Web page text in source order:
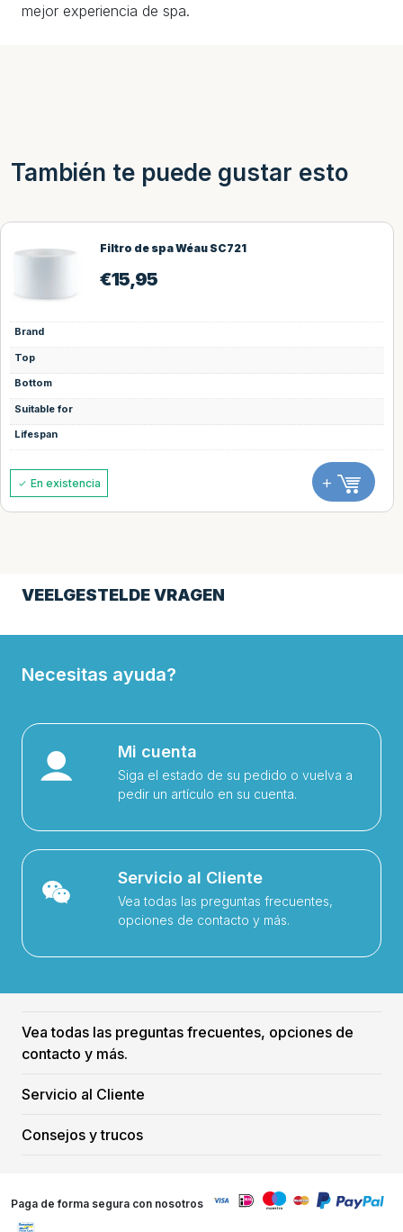
mejor experiencia de spa.
También te puede gustar esto
Filtro de spa Wéau SC721
€15,95
Brand
Top
Bottom
Suitable for
Lifespan
En existencia +
VEELGESTELDE VRAGEN
Necesitas ayuda?
Mi cuenta
Siga el estado de su pedido o vuelva a
pedir un artículo en su cuenta.
Servicio al Cliente
Vea todas las preguntas frecuentes,
opciones de contacto y más.
Vea todas las preguntas frecuentes, opciones de
contacto y más.
Servicio al Cliente
Consejos y trucos
Paga de forma segura con nosotros